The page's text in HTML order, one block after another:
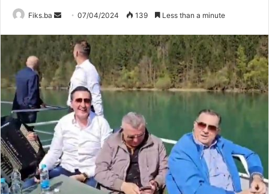
Fiks.ba
Send
email
07/04/2024 139 Less than a minute